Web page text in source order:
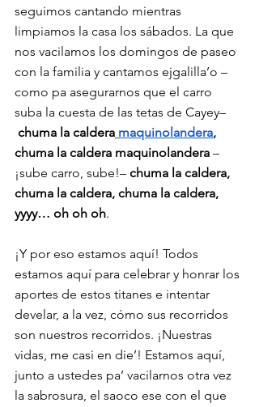
seguimos cantando mientras
limpiamos la casa los sábados. La que
nos vacilamos los domingos de paseo
con la familia y cantamos ejgalilla’o –
como pa asegurarnos que el carro
suba la cuesta de las tetas de Cayey–
chuma la caldera maquinolandera,
chuma la caldera maquinolandera –
¡sube carro, sube!– chuma la caldera,
chuma la caldera, chuma la caldera,
yyyy… oh oh oh.
¡Y por eso estamos aquí! Todos
estamos aquí para celebrar y honrar los
aportes de estos titanes e intentar
develar, a la vez, cómo sus recorridos
son nuestros recorridos. ¡Nuestras
vidas, me casi en die’! Estamos aquí,
junto a ustedes pa’ vacilarnos otra vez
la sabrosura, el saoco ese con el que